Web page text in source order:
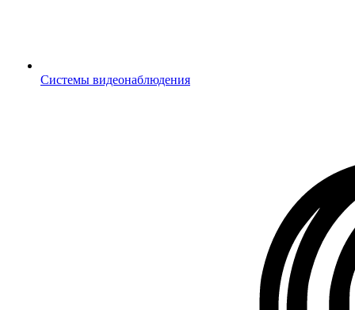
Системы видеонаблюдения